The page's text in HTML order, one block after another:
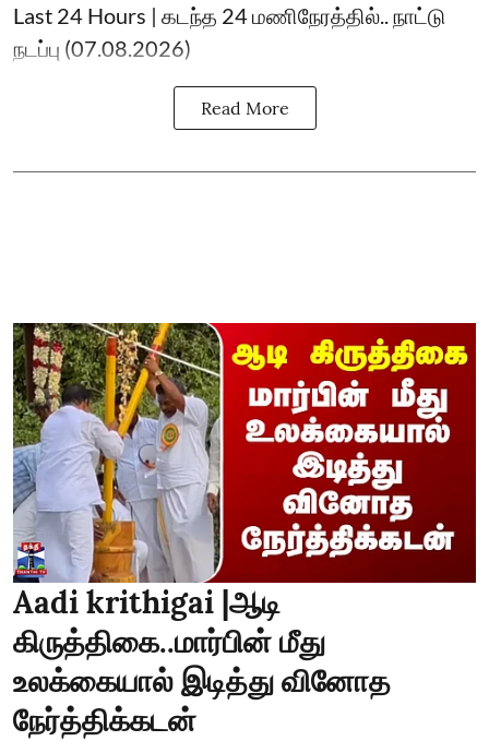
Last 24 Hours | கடந்த 24 மணிநேரத்தில்.. நாட்டு
நடப்பு (07.08.2026)
Read More
Aadi krithigai |ஆடி
கிருத்திகை..மார்பின் மீது
உலக்கையால் இடித்து வினோத
நேர்த்திக்கடன்